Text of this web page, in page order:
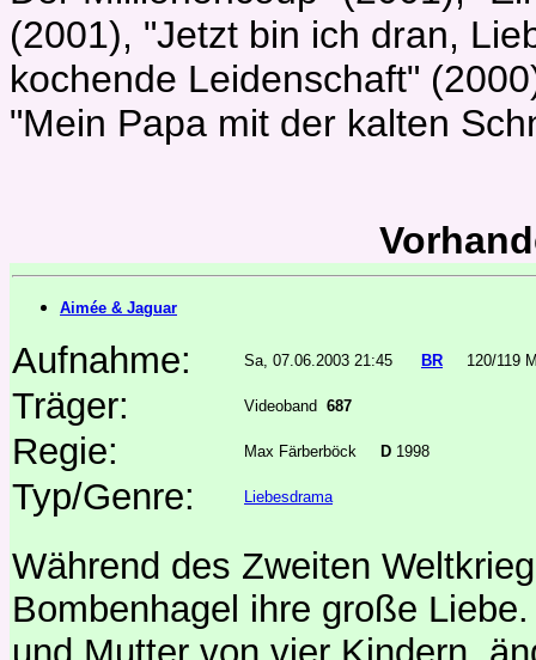
(2001), "Jetzt bin ich dran,
kochende Leidenschaft"
"Mein Papa mit der kalten
Aimée & Jaguar
Aufnahme: Sa, 07.06.2003 21:45 BR 120/119
Träger: Videoband 687
Regie: Max Färberböck D 1998
Typ/Genre: Liebesdrama
Während des Zweiten
Bombenhagel ihre große